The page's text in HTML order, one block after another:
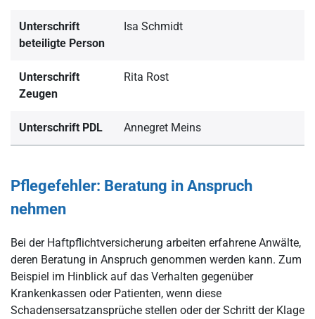
Unterschrift
beteiligte Person
Isa Schmidt
Unterschrift
Zeugen
Rita Rost
Unterschrift PDL Annegret Meins
Pflegefehler: Beratung in Anspruch
nehmen
Bei der Haftpflichtversicherung arbeiten erfahrene Anwälte,
deren Beratung in Anspruch genommen werden kann. Zum
Beispiel im Hinblick auf das Verhalten gegenüber
Krankenkassen oder Patienten, wenn diese
Schadensersatzansprüche stellen oder der Schritt der Klage